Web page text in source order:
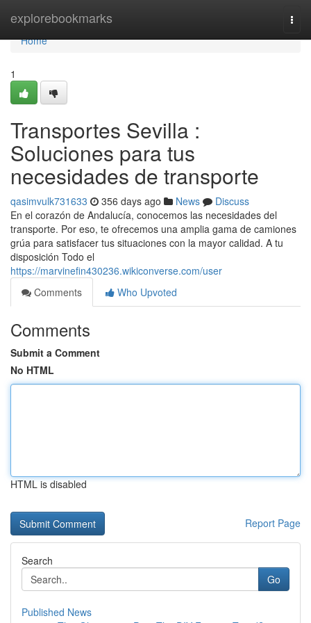
explorebookmarks
Home
Home
1
Transportes Sevilla :
Soluciones para tus
necesidades de transporte
qasimvulk731633 356 days ago News
Discuss
En el corazón de Andalucía, conocemos las necesidades del
transporte. Por eso, te ofrecemos una amplia gama de camiones
grúa para satisfacer tus situaciones con la mayor calidad. A tu
disposición Todo el
https://marvinefin430236.wikiconverse.com/user
Comments
Who Upvoted
Comments
Submit a Comment
No HTML
HTML is disabled
Report Page
Search
Go
Published News